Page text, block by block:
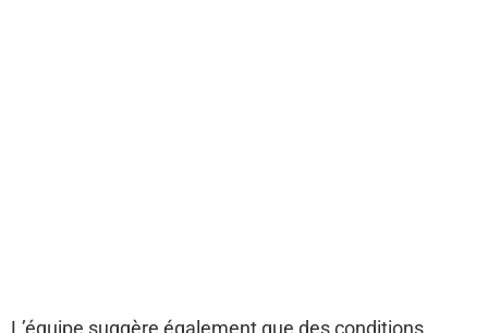
L’équipe suggère également que des conditions